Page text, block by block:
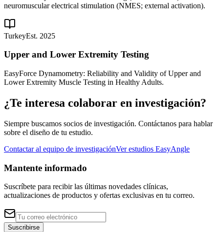
neuromuscular electrical stimulation (NMES; external activation).
TurkeyEst. 2025
Upper and Lower Extremity Testing
EasyForce Dynamometry: Reliability and Validity of Upper and
Lower Extremity Muscle Testing in Healthy Adults.
¿Te interesa colaborar en investigación?
Siempre buscamos socios de investigación. Contáctanos para hablar
sobre el diseño de tu estudio.
Contactar al equipo de investigaciónVer estudios EasyAngle
Mantente informado
Suscríbete para recibir las últimas novedades clínicas,
actualizaciones de productos y ofertas exclusivas en tu correo.
Suscribirse